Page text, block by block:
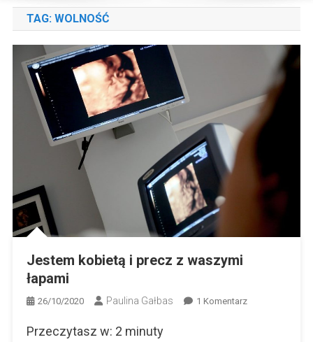
TAG: WOLNOŚĆ
Jestem kobietą i precz z waszymi
łapami
26/10/2020 Paulina Gałbas 1 KomentarzDo
Przeczytasz w: 2 minuty